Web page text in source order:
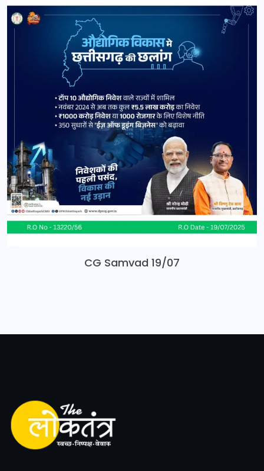
CG Samvad 19/07